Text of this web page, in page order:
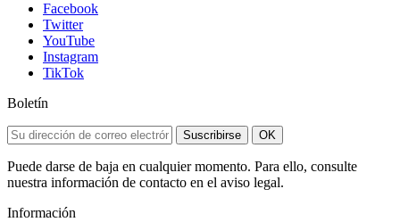
Facebook
Twitter
YouTube
Instagram
TikTok
Boletín
Suscribirse OK
Puede darse de baja en cualquier momento. Para ello, consulte
nuestra información de contacto en el aviso legal.
Información